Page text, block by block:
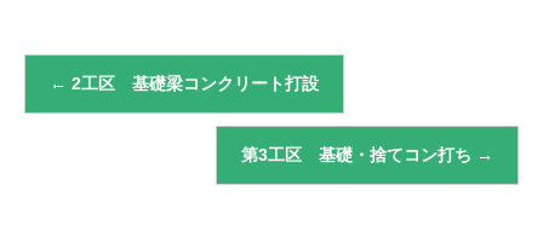
← 2工区 基礎梁コンクリート打設
第3工区 基礎・捨てコン打ち →